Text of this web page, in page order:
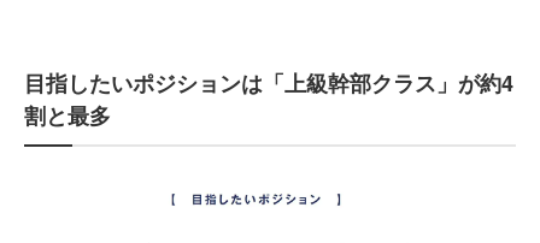
目指したいポジションは「上級幹部クラス」が約4
割と最多